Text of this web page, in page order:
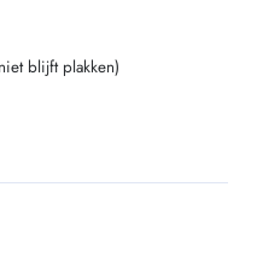
blijft plakken)